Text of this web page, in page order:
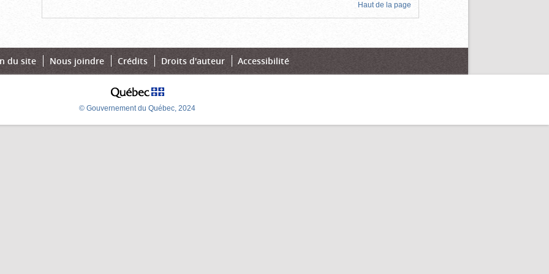
Haut de la page
du site Nous joindre Crédits Droits d'auteur Accessibilité
© Gouvernement du Québec, 2024